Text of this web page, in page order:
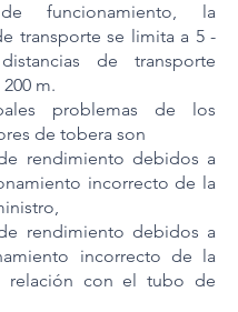
funcionamiento, la
transporte se limita a 5 -
de transporte
m.
problemas de los
de tobera son
rendimiento debidos a
incorrecto de la
rendimiento debidos a
incorrecto de la
relación con el tubo de